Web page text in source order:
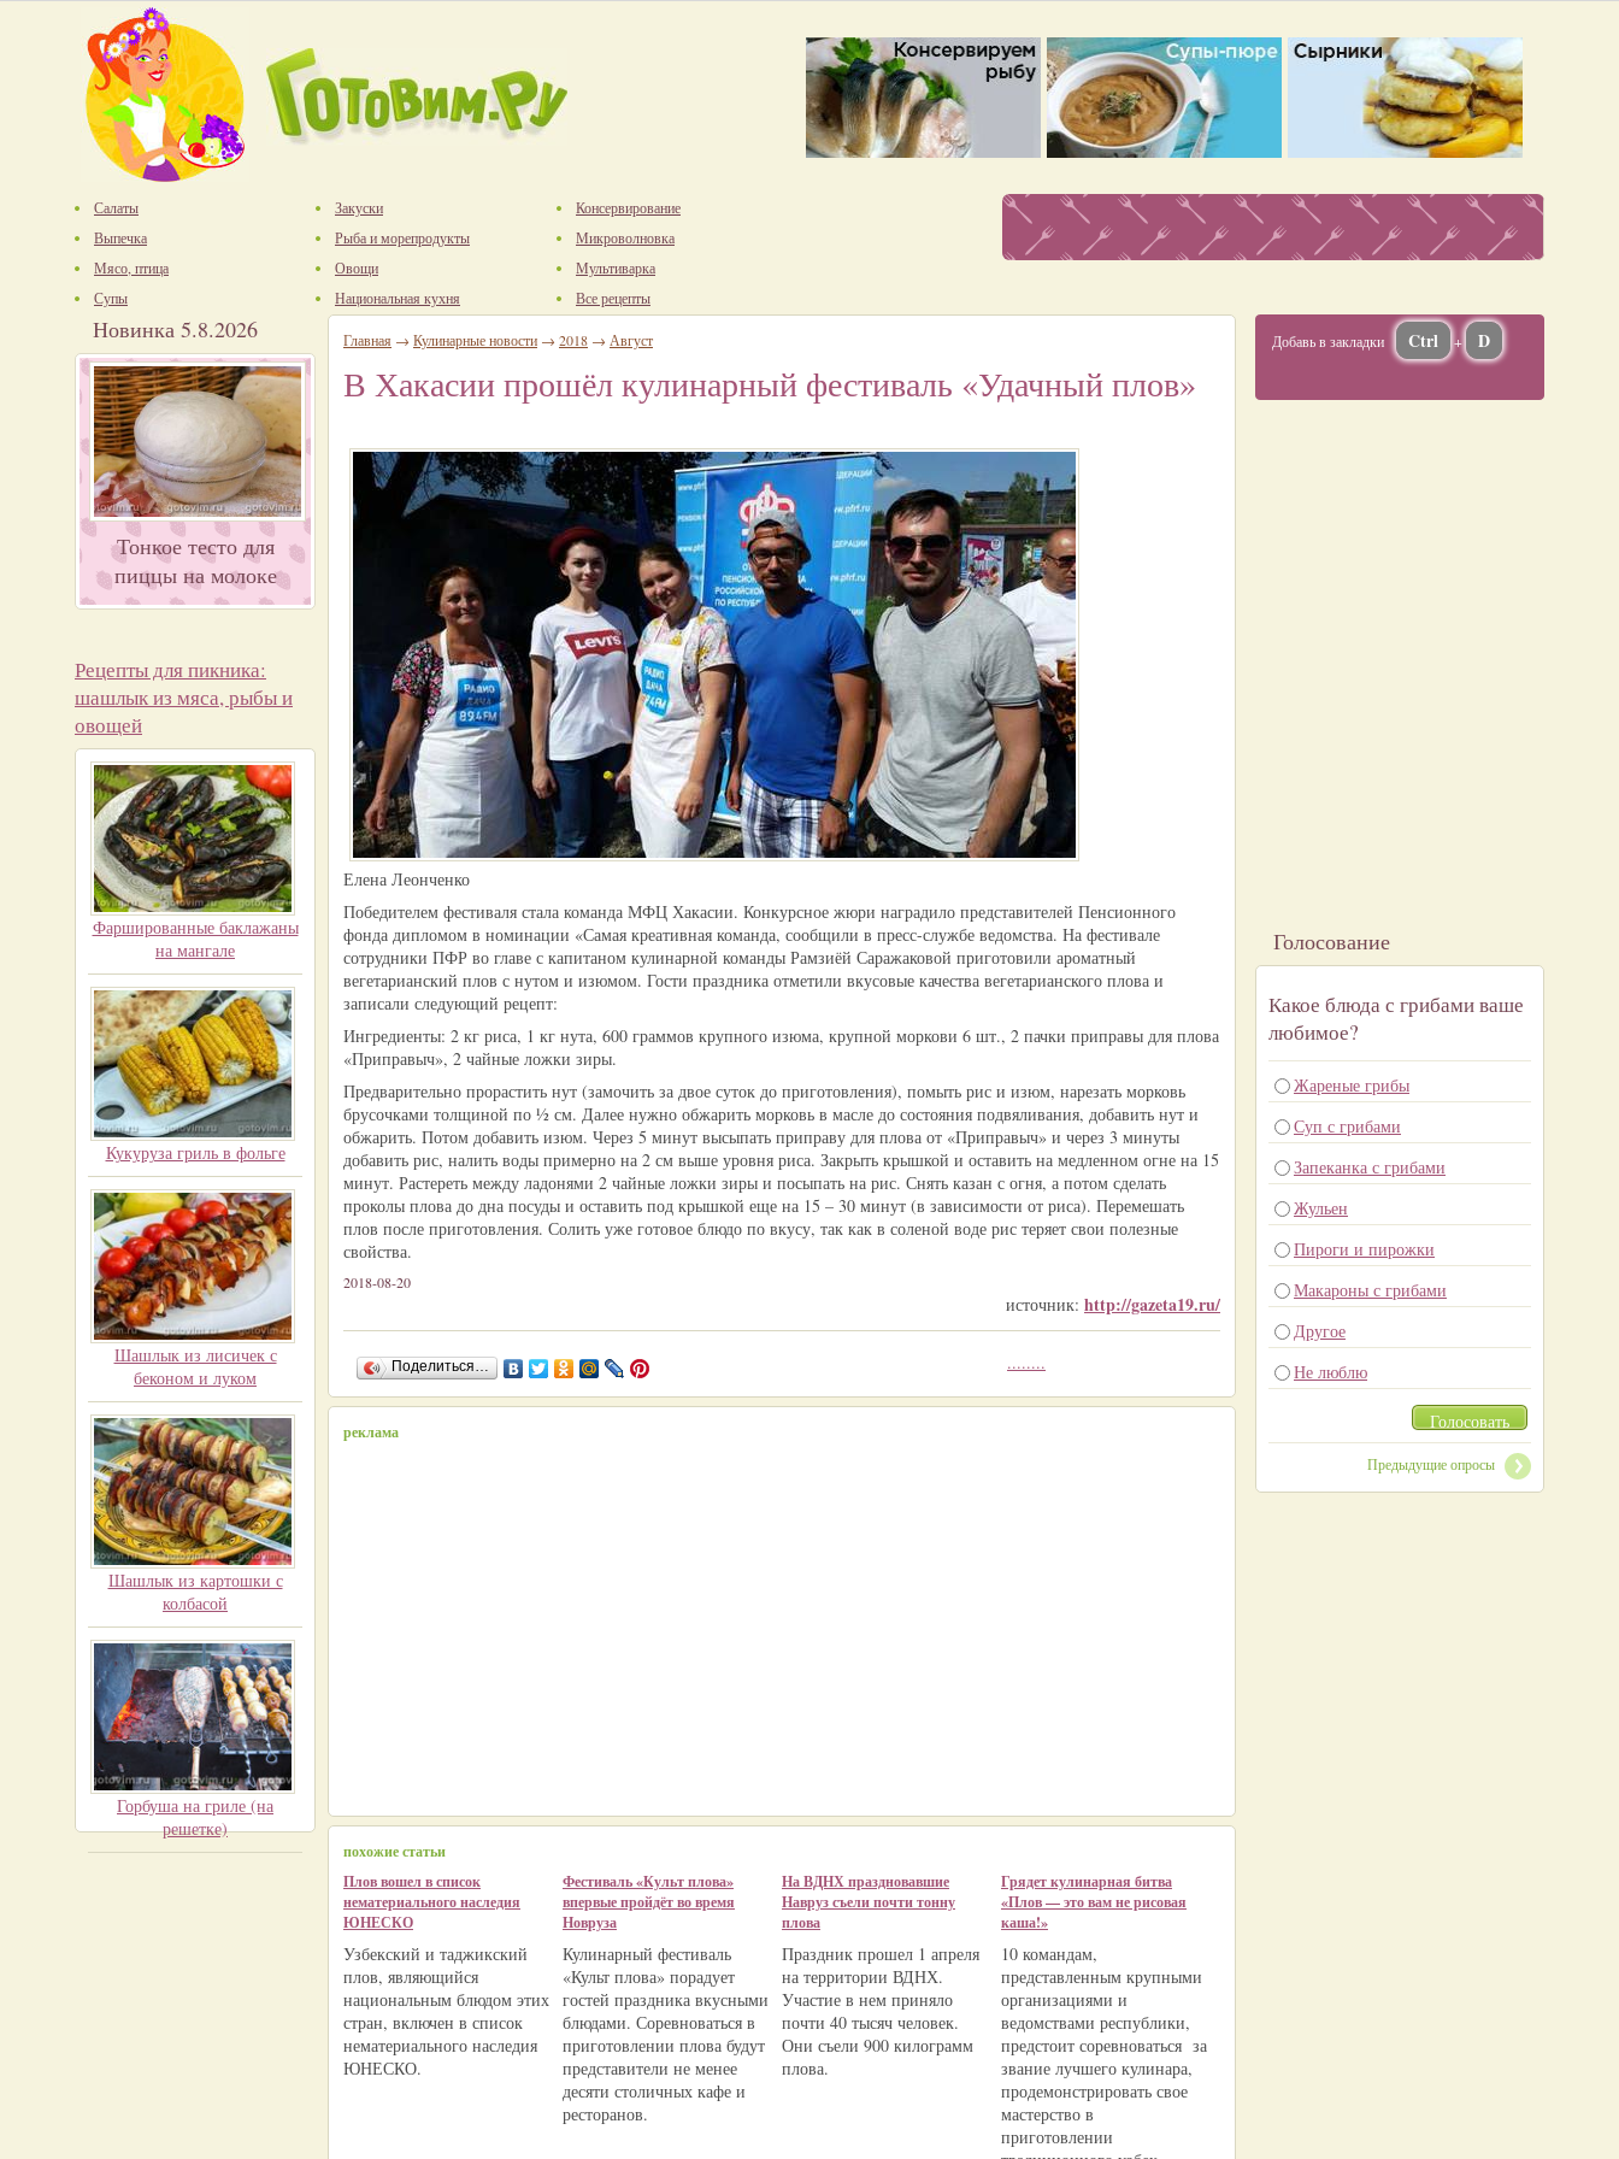
Салаты
Выпечка
Мясо, птица
Супы
Закуски
Рыба и морепродукты
Овощи
Национальная кухня
Консервирование
Микроволновка
Мультиварка
Все рецепты
Новинка 5.8.2026
Тонкое тесто для
пиццы на молоке
Рецепты для пикника:
шашлык из мяса, рыбы и
овощей
Фаршированные баклажаны
на мангале
Кукуруза гриль в фольге
Шашлык из лисичек с
беконом и луком
Шашлык из картошки с
колбасой
Горбуша на гриле (на
решетке)
Главная → Кулинарные новости → 2018 → Август
В Хакасии прошёл кулинарный фестиваль «Удачный плов»
Елена Леонченко
Победителем фестиваля стала команда МФЦ Хакасии. Конкурсное жюри наградило представителей Пенсионного
фонда дипломом в номинации «Самая креативная команда, сообщили в пресс-службе ведомства. На фестивале
сотрудники ПФР во главе с капитаном кулинарной команды Рамзиёй Саражаковой приготовили ароматный
вегетарианский плов с нутом и изюмом. Гости праздника отметили вкусовые качества вегетарианского плова и
записали следующий рецепт:
Ингредиенты: 2 кг риса, 1 кг нута, 600 граммов крупного изюма, крупной моркови 6 шт., 2 пачки приправы для плова
«Приправыч», 2 чайные ложки зиры.
Предварительно прорастить нут (замочить за двое суток до приготовления), помыть рис и изюм, нарезать морковь
брусочками толщиной по ½ см. Далее нужно обжарить морковь в масле до состояния подвяливания, добавить нут и
обжарить. Потом добавить изюм. Через 5 минут высыпать приправу для плова от «Приправыч» и через 3 минуты
добавить рис, налить воды примерно на 2 см выше уровня риса. Закрыть крышкой и оставить на медленном огне на 15
минут. Растереть между ладонями 2 чайные ложки зиры и посыпать на рис. Снять казан с огня, а потом сделать
проколы плова до дна посуды и оставить под крышкой еще на 15 – 30 минут (в зависимости от риса). Перемешать
плов после приготовления. Солить уже готовое блюдо по вкусу, так как в соленой воде рис теряет свои полезные
свойства.
2018-08-20
источник: http://gazeta19.ru/
Поделиться… ........
реклама
похожие статьи
Плов вошел в список
нематериального наследия
ЮНЕСКО
Узбекский и таджикский
плов, являющийся
национальным блюдом этих
стран, включен в список
нематериального наследия
ЮНЕСКО.
Фестиваль «Культ плова»
впервые пройдёт во время
Новруза
Кулинарный фестиваль
«Культ плова» порадует
гостей праздника вкусными
блюдами. Соревноваться в
приготовлении плова будут
представители не менее
десяти столичных кафе и
ресторанов.
На ВДНХ праздновавшие
Навруз съели почти тонну
плова
Праздник прошел 1 апреля
на территории ВДНХ.
Участие в нем приняло
почти 40 тысяч человек.
Они съели 900 килограмм
плова.
Грядет кулинарная битва
«Плов — это вам не рисовая
каша!»
10 командам,
представленным крупными
организациями и
ведомствами республики,
предстоит соревноваться за
звание лучшего кулинара,
продемонстрировать свое
мастерство в
приготовлении
Добавь в закладки Ctrl + D
Голосование
Какое блюда с грибами ваше
любимое?
Жареные грибы
Суп с грибами
Запеканка с грибами
Жульен
Пироги и пирожки
Макароны с грибами
Другое
Не люблю
Голосовать
Предыдущие опросы